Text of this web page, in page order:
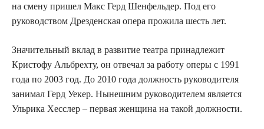
на смену пришел Макс Герд Шенфельдер. Под его
руководством Дрезденская опера прожила шесть лет.
Значительный вклад в развитие театра принадлежит
Кристофу Альбрехту, он отвечал за работу оперы с 1991
года по 2003 год. До 2010 года должность руководителя
занимал Герд Уекер. Нынешним руководителем является
Ульрика Хесслер – первая женщина на такой должности.